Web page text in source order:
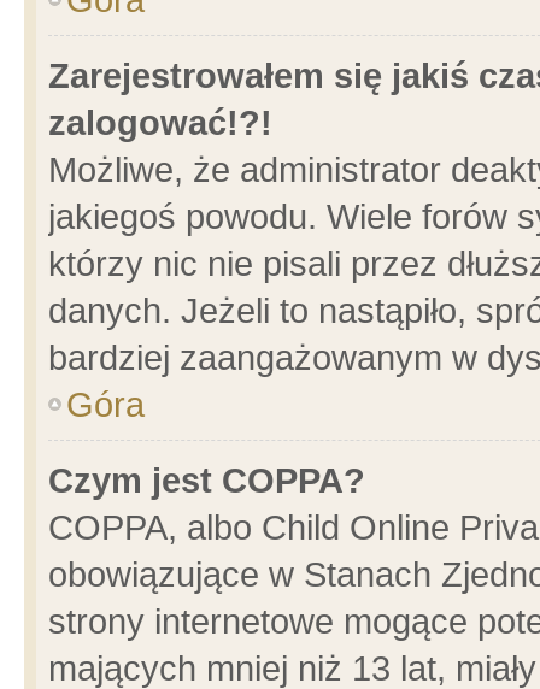
Zarejestrowałem się jakiś
zalogować!?!
Możliwe, że administrator
jakiegoś powodu. Wiele forów
którzy nic nie pisali przez
danych. Jeżeli to nastąpiło,
bardziej zaangażowanym w
Góra
Czym jest COPPA?
COPPA, albo Child Online
obowiązujące w Stanach
strony internetowe mogące
mających mniej niż 13 lat,